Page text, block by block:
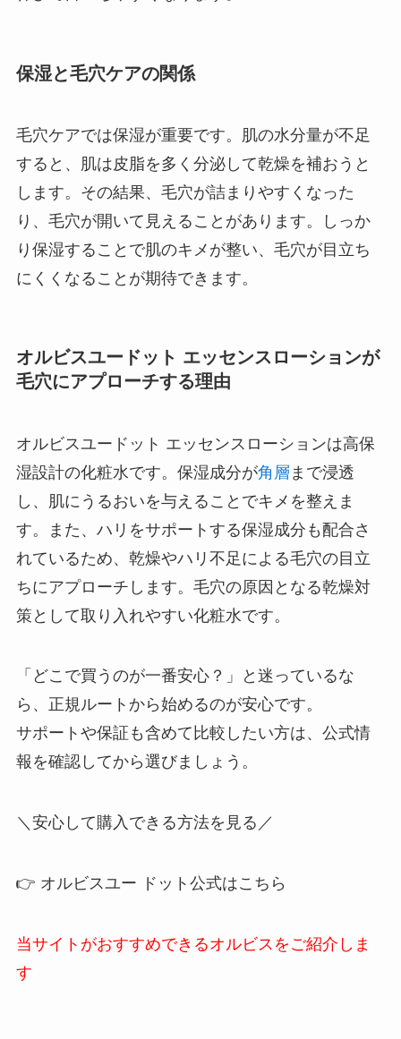
保湿と毛穴ケアの関係
毛穴ケアでは保湿が重要です。肌の水分量が不足
すると、肌は皮脂を多く分泌して乾燥を補おうと
します。その結果、毛穴が詰まりやすくなった
り、毛穴が開いて見えることがあります。しっか
り保湿することで肌のキメが整い、毛穴が目立ち
にくくなることが期待できます。
オルビスユードット エッセンスローションが
毛穴にアプローチする理由
オルビスユードット エッセンスローションは高保
湿設計の化粧水です。保湿成分が角層 まで浸透
し、肌にうるおいを与えることでキメを整えま
す。また、ハリをサポートする保湿成分も配合さ
れているため、乾燥やハリ不足による毛穴の目立
ちにアプローチします。毛穴の原因となる乾燥対
策として取り入れやすい化粧水です。
「どこで買うのが一番安心？」と迷っているな
ら、正規ルートから始めるのが安心です。
サポートや保証も含めて比較したい方は、公式情
報を確認してから選びましょう。
＼安心して購入できる方法を見る／
👉 オルビスユー ドット公式はこちら
当サイトがおすすめできるオルビスをご紹介しま
す